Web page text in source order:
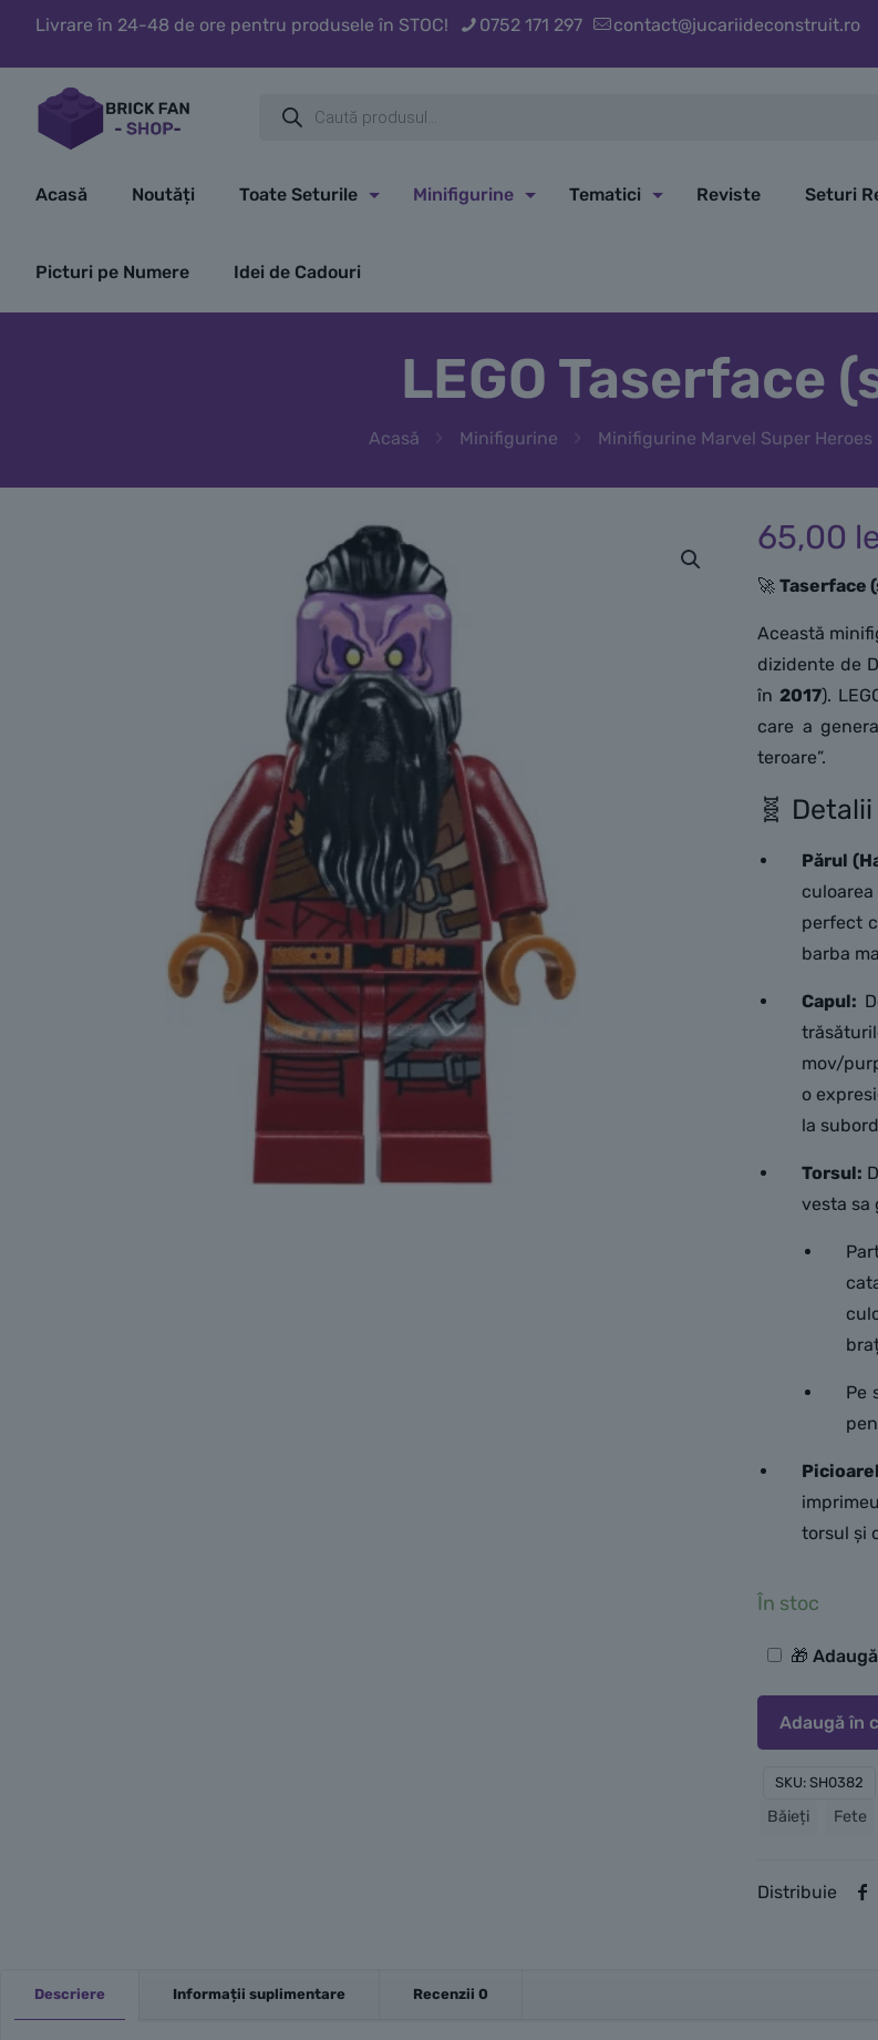
Livrare în 24-48 de ore pentru produsele în STOC! 0752 171 297 contact@jucariideconstruit.ro
search
Acasă Noutăți Toate Seturile Minifigurine Tematici Reviste Seturi
Picturi pe Numere Idei de Cadouri
LEGO Taserface
Acasă Minifigurine Minifigurine Marvel Super Heroes
65,00
🚀 Taserface
Această
dizidente de
în2017).
care a
teroare”.
🧬
Părul
culoarea
perfect
barba
Capul:
mov/
o
la
Torsul:
vesta sa
Pe
torsul și
În stoc
Opțiuni
🎁
Adaugă în
SKU: SH0382
Băieți Fete
Distribuie
Descriere Informații suplimentare Recenzii 0